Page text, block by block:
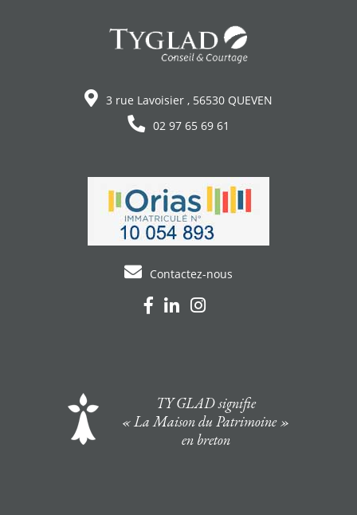
3 rue Lavoisier , 56530 QUEVEN
02 97 65 69 61
Contactez-nous
TY GLAD signifie
« La Maison du Patrimoine »
en breton